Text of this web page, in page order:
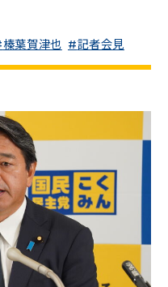
タブで開く）
しいタブで開く）
開く）
ブで開く）
榛葉賀津也 記者会見